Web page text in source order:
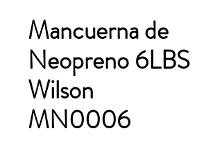
Mancuerna de
Neopreno 6LBS
Wilson
MN0006